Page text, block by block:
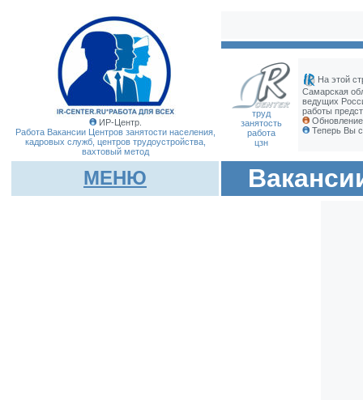
ИР-Центр.
Работа Вакансии Центров занятости населения,
кадровых служб, центров трудоустройства,
вахтовый метод
труд
занятость
работа
цзн
На этой
Самарская
ведущих
работы
Теперь Вы
МЕНЮ